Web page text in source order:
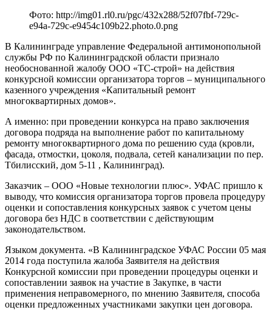
Фото: http://img01.rl0.ru/pgc/432x288/52f07fbf-729c-
e94a-729c-e9454c109b22.photo.0.png
В Калининграде управление Федеральной антимонопольной
службы РФ по Калининградской области признало
необоснованной жалобу ООО «ТС-строй» на действия
конкурсной комиссии организатора торгов – муниципального
казенного учреждения «Капитальный ремонт
многоквартирных домов».
А именно: при проведении конкурса на право заключения
договора подряда на выполнение работ по капитальному
ремонту многоквартирного дома по решению суда (кровли,
фасада, отмостки, цоколя, подвала, сетей канализации по пер.
Тбилисский, дом 5-11 , Калининград).
Заказчик – ООО «Новые технологии плюс». УФАС пришло к
выводу, что комиссия организатора торгов провела процедуру
оценки и сопоставления конкурсных заявок с учетом цены
договора без НДС в соответствии с действующим
законодательством.
Языком документа. «В Калининградское УФАС России 05 мая
2014 года поступила жалоба Заявителя на действия
Конкурсной комиссии при проведении процедуры оценки и
сопоставлении заявок на участие в Закупке, в части
применения неправомерного, по мнению Заявителя, способа
оценки предложенных участниками закупки цен договора.